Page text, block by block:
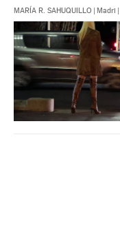
MARÍA R. SAHUQUILLO | Madri |